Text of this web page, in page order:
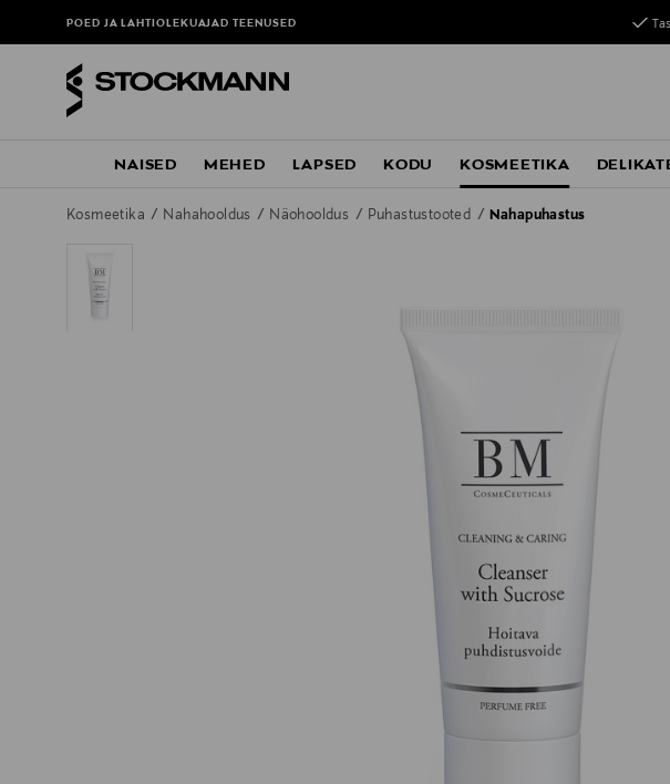
POED JA LAHTIOLEKUAJADTEENUSED
NAISED MEHED LAPSED KODU KOSMEETIKA
Kosmeetika Nahahooldus Näohooldus Puhastustooted Nahapuhastus